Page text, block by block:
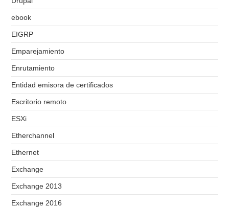
ebook
EIGRP
Emparejamiento
Enrutamiento
Entidad emisora de certificados
Escritorio remoto
ESXi
Etherchannel
Ethernet
Exchange
Exchange 2013
Exchange 2016